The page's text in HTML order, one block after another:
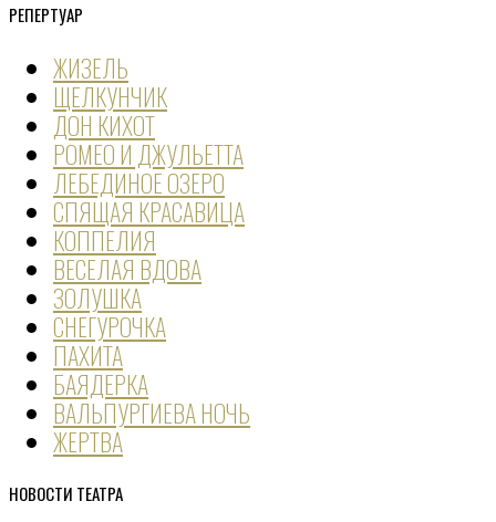
РЕПЕРТУАР
ЖИЗЕЛЬ
ЩЕЛКУНЧИК
ДОН КИХОТ
РОМЕО И ДЖУЛЬЕТТА
ЛЕБЕДИНОЕ ОЗЕРО
СПЯЩАЯ КРАСАВИЦА
КОППЕЛИЯ
ВЕСЕЛАЯ ВДОВА
ЗОЛУШКА
СНЕГУРОЧКА
ПАХИТА
БАЯДЕРКА
ВАЛЬПУРГИЕВА НОЧЬ
ЖЕРТВА
НОВОСТИ ТЕАТРА